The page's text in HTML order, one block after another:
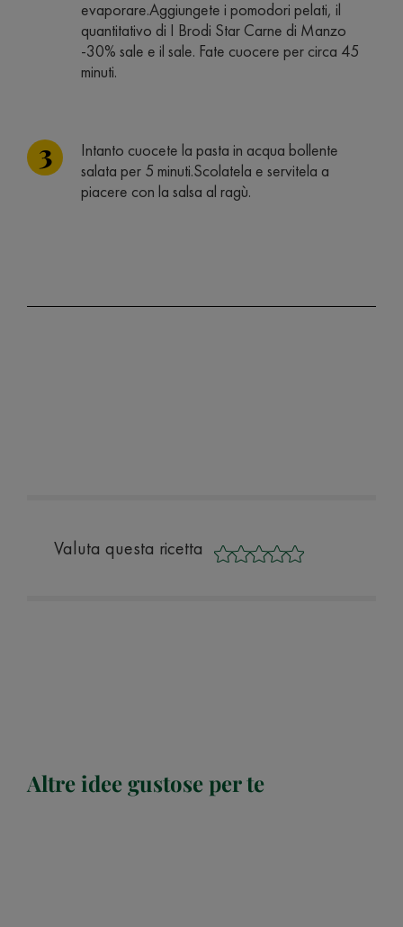
evaporare.Aggiungete i pomodori pelati, il
quantitativo di I Brodi Star Carne di Manzo
-30% sale e il sale. Fate cuocere per circa 45
minuti.
Intanto cuocete la pasta in acqua bollente
salata per 5 minuti.Scolatela e servitela a
piacere con la salsa al ragù.
Valuta questa ricetta
Altre idee gustose per te